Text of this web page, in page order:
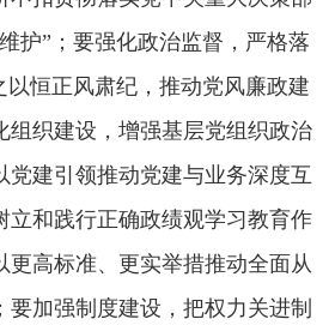
护”；要强化政治监督，严格落
以恒正风肃纪，推动党风廉政建
组织建设，增强基层党组织政治
党建引领推动党建与业务深度互
立和践行正确政绩观学习教育作
更高标准、更实举措推动全面从
要加强制度建设，把权力关进制